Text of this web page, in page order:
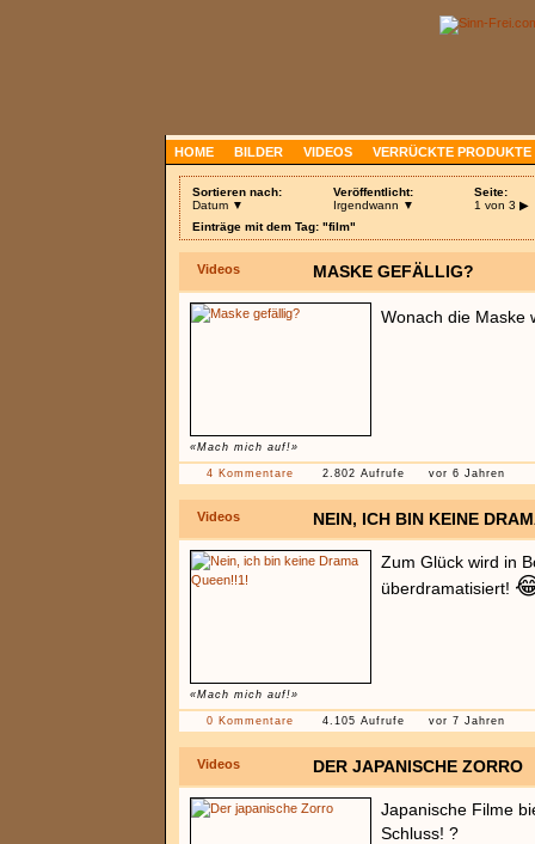
HOME BILDER VIDEOS VERRÜCKTE PRODUKTE
Sortieren nach:
Datum ▼
Veröffentlicht:
Irgendwann ▼
Seite:
1 von 3 ▶
Einträge mit dem Tag: "film"
Videos MASKE GEFÄLLIG?
«Mach mich auf!»
Wonach die Maske
4 Kommentare 2.802 Aufrufe vor 6 Jahren
Videos NEIN, ICH BIN KEINE
«Mach mich auf!»
Zum Glück wird in
überdramatisiert!
0 Kommentare 4.105 Aufrufe vor 7 Jahren
Videos DER JAPANISCHE ZORRO
Japanische Filme
Schluss! ?